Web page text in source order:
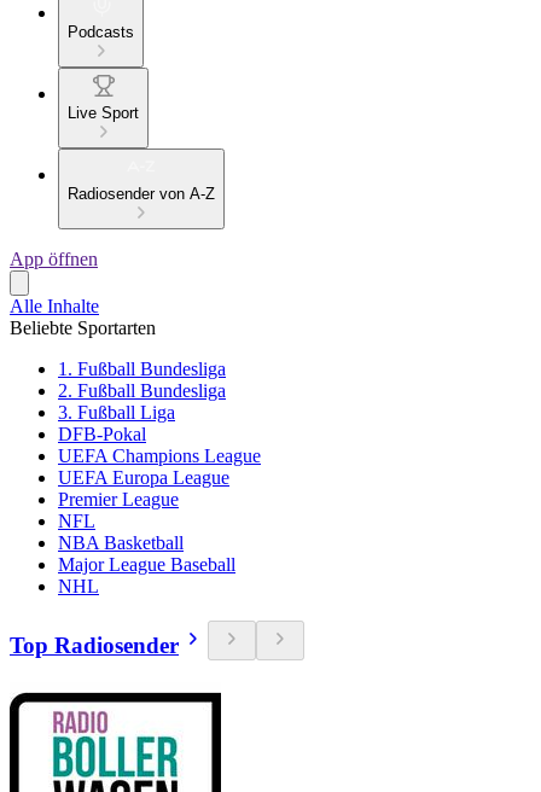
Podcasts
Live Sport
Radiosender von A-Z
App öffnen
Alle Inhalte
Beliebte Sportarten
1. Fußball Bundesliga
2. Fußball Bundesliga
3. Fußball Liga
DFB-Pokal
UEFA Champions League
UEFA Europa League
Premier League
NFL
NBA Basketball
Major League Baseball
NHL
Top Radiosender